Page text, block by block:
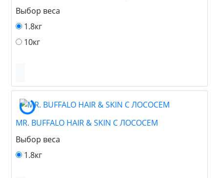
Выбор веса
1.8кг
10кг
MR. BUFFALO HAIR & SKIN С ЛОСОСЕМ
Выбор веса
1.8кг